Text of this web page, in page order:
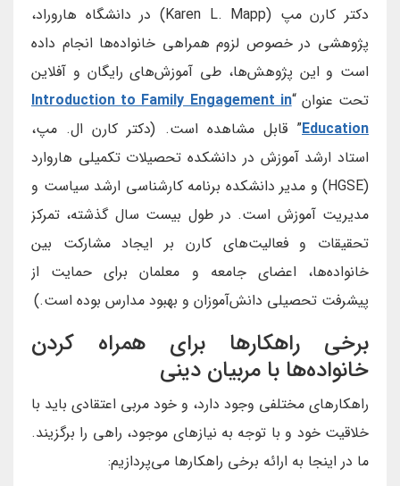
دکتر کارن مپ (Karen L. Mapp) در دانشگاه هاروراد،
پژوهشی در خصوص لزوم همراهی خانواده‌ها انجام داده
است و این پژوهش‌ها، طی آموزش‌های رایگان و آفلاین
تحت عنوان “Introduction to Family Engagement in
Education” قابل مشاهده است. (دکتر کارن ال. مپ،
استاد ارشد آموزش در دانشکده تحصیلات تکمیلی هاروارد
(HGSE) و مدیر دانشکده برنامه کارشناسی ارشد سیاست و
مدیریت آموزش است. در طول بیست سال گذشته، تمرکز
تحقیقات و فعالیت‌های کارن بر ایجاد مشارکت بین
خانواده‌ها، اعضای جامعه و معلمان برای حمایت از
پیشرفت تحصیلی دانش‌آموزان و بهبود مدارس بوده است.)
برخی راهکارها برای همراه کردن
خانواده‌ها با مربیان دینی
راهکارهای مختلفی وجود دارد، و خود مربی اعتقادی باید با
خلاقیت خود و با توجه به نیازهای موجود، راهی را برگزیند.
ما در اینجا به ارائه برخی راهکارها می‌پردازیم: